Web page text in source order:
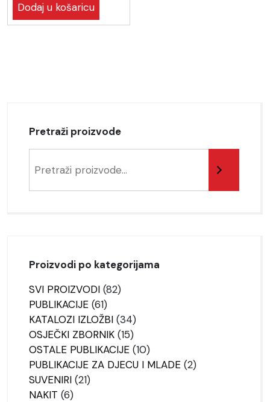
Pretraži proizvode
Proizvodi po kategorijama
SVI PROIZVODI 8282
PUBLIKACIJE 6161
proizvod
KATALOZI IZLOŽBI 3434
proizvoda
OSJEČKI ZBORNIK 1515
proizvoda
OSTALE PUBLIKACIJE 1010
proizvoda
PUBLIKACIJE ZA DJECU I MLADE 22
SUVENIRI 2121
NAKIT 66
Dodaj u košaricu